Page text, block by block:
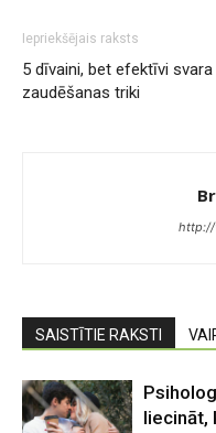
Iepriekšējais raksts
5 dīvaini, bet efektīvi svara
zaudēšanas triki
http://
SAISTĪTIE RAKSTI
liecināt,